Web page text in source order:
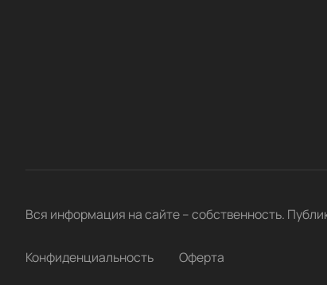
Вся информация на сайте – собственность.
Конфиденциальность Оферта